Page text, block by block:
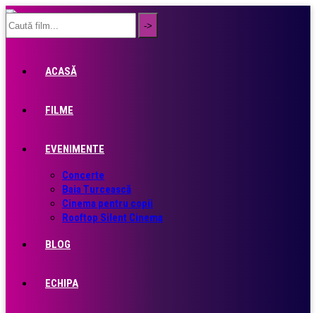
ACASĂ
FILME
EVENIMENTE
Concerte
Baia Turcească
Cinema pentru copii
Rooftop Silent Cinema
BLOG
ECHIPA